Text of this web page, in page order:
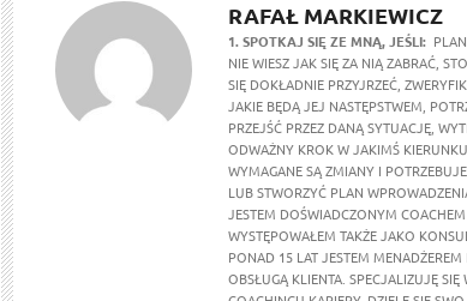
RAFAŁ MARKIEWICZ
1. SPOTKAJ SIĘ ZE MNĄ, JEŚLI:
NIE WIESZ JAK SIĘ ZA NIĄ ZABRAĆ,
SIĘ DOKŁADNIE PRZYJRZEĆ,
JAKIE BĘDĄ JEJ NASTĘPSTWEM,
PRZEJŚĆ PRZEZ DANĄ SYTUACJĘ,
ODWAŻNY KROK W JAKIMŚ
WYMAGANE SĄ ZMIANY I
LUB STWORZYĆ PLAN
JESTEM DOŚWIADCZONYM
WYSTĘPOWAŁEM TAKŻE JAKO
PONAD 15 LAT JESTEM
OBSŁUGĄ KLIENTA. SPECJALIZUJĘ